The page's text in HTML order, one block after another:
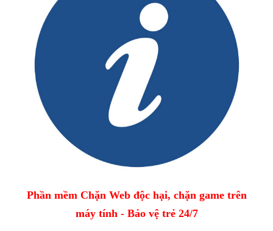
Phần mềm Chặn Web độc hại, chặn game trên
máy tính - Bảo vệ trẻ 24/7